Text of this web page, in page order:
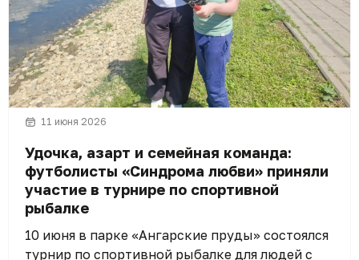
11 июня 2026
Удочка, азарт и семейная команда:
футболисты «Синдрома любви» приняли
участие в турнире по спортивной
рыбалке
10 июня в парке «Ангарские пруды» состоялся
турнир по спортивной рыбалке для людей с